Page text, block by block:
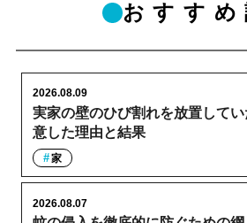
おすすめ
実家の壁のひび割れを放置して
意した理由と結果
2026.08.09
家
2026.08.07